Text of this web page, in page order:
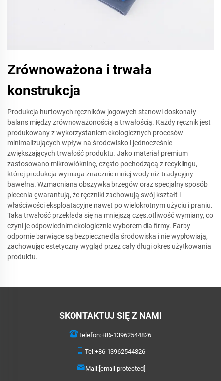
Zrównoważona i trwała
konstrukcja
Produkcja hurtowych ręczników jogowych stanowi doskonały
balans między zrównoważonością a trwałością. Każdy ręcznik jest
produkowany z wykorzystaniem ekologicznych procesów
minimalizujących wpływ na środowisko i jednocześnie
zwiększających trwałość produktu. Jako materiał premium
zastosowano mikrowłókninę, często pochodzącą z recyklingu,
której produkcja wymaga znacznie mniej wody niż tradycyjny
bawełna. Wzmacniana obszywka brzegów oraz specjalny sposób
plecenia gwarantują, że ręczniki zachowują swój kształt i
właściwości eksploatacyjne nawet po wielokrotnym użyciu i praniu.
Taka trwałość przekłada się na mniejszą częstotliwość wymiany, co
czyni je odpowiednim ekologicznie wyborem dla firmy. Farby
odpornie barwiące są bezpieczne dla środowiska i nie wypłowiają,
zachowując estetyczny wygląd przez cały długi okres użytkowania
produktu.
SKONTAKTUJ SIĘ Z NAMI
Telefon:+86-13962544826
Tel:+86-13962544826
Mail:[email protected]